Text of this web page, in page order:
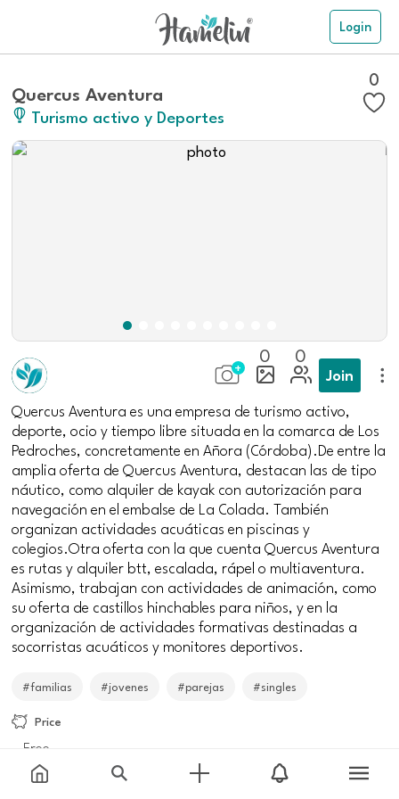
Login
Quercus Aventura
Turismo activo y Deportes
0
0 0
Join
Quercus Aventura es una empresa de turismo activo,
deporte, ocio y tiempo libre situada en la comarca de Los
Pedroches, concretamente en Añora (Córdoba).De entre la
amplia oferta de Quercus Aventura, destacan las de tipo
náutico, como alquiler de kayak con autorización para
navegación en el embalse de La Colada. También
organizan actividades acuáticas en piscinas y
colegios.Otra oferta con la que cuenta Quercus Aventura
es rutas y alquiler btt, escalada, rápel o multiaventura.
Asimismo, trabajan con actividades de animación, como
su oferta de castillos hinchables para niños, y en la
organización de actividades formativas destinadas a
socorristas acuáticos y monitores deportivos.
#familias #jovenes #parejas #singles
Price
Free
Meeting point